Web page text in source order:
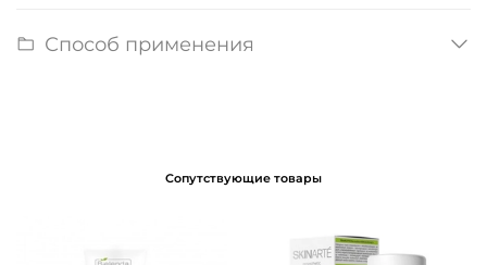
Способ применения
Сопутствующие товары